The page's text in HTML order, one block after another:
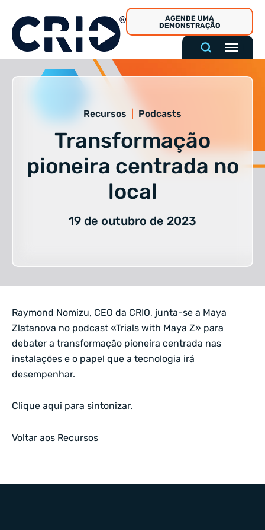
para
conteúdo
AGENDE UMA
DEMONSTRAÇÃO
Recursos Podcasts
Transformação
pioneira centrada no
local
19 de outubro de 2023
Raymond Nomizu, CEO da CRIO, junta-se a Maya
Zlatanova no podcast «Trials with Maya Z» para
debater a transformação pioneira centrada nas
instalações e o papel que a tecnologia irá
desempenhar.
Clique aqui para sintonizar.
Voltar aos Recursos